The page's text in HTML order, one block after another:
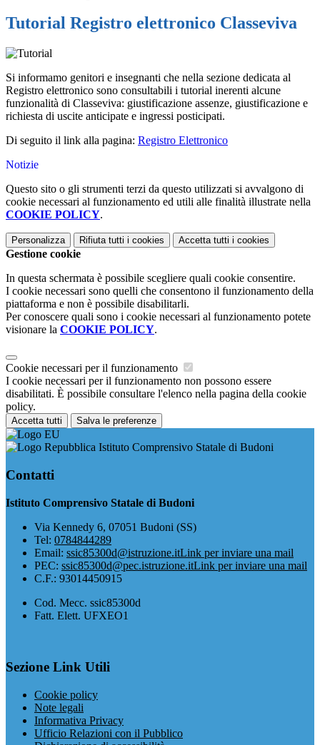
Tutorial Registro elettronico Classeviva
Si informamo genitori e insegnanti che nella sezione dedicata al
Registro elettronico sono consultabili i tutorial inerenti alcune
funzionalità di Classeviva: giustificazione assenze, giustificazione e
richiesta di uscite anticipate e ingressi posticipati.
Di seguito il link alla pagina: Registro Elettronico
Notizie
Questo sito o gli strumenti terzi da questo utilizzati si avvalgono di
cookie necessari al funzionamento ed utili alle finalità illustrate nella
COOKIE POLICY.
Personalizza Rifiuta tutti i cookies Accetta tutti i cookies
Gestione cookie
In questa schermata è possibile scegliere quali cookie consentire.
I cookie necessari sono quelli che consentono il funzionamento della
piattaforma e non è possibile disabilitarli.
Per conoscere quali sono i cookie necessari al funzionamento potete
visionare la COOKIE POLICY.
Cookie necessari per il funzionamento
I cookie necessari per il funzionamento non possono essere
disabilitati. È possibile consultare l'elenco nella pagina della cookie
policy.
Accetta tutti Salva le preferenze
Istituto Comprensivo Statale di Budoni
Contatti
Istituto Comprensivo Statale di Budoni
Via Kennedy 6, 07051 Budoni (SS)
Tel: 0784844289
Email: ssic85300d@istruzione.itLink per inviare una mail
PEC: ssic85300d@pec.istruzione.itLink per inviare una mail
C.F.: 93014450915
Cod. Mecc. ssic85300d
Fatt. Elett. UFXEO1
Sezione Link Utili
Cookie policy
Note legali
Informativa Privacy
Ufficio Relazioni con il Pubblico